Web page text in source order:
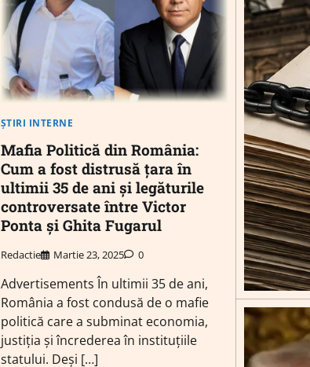
ȘTIRI INTERNE
Mafia Politică din România:
Cum a fost distrusă țara în
ultimii 35 de ani și legăturile
controversate între Victor
Ponta și Ghita Fugarul
Redactie Martie 23, 2025 0
Advertisements În ultimii 35 de ani,
România a fost condusă de o mafie
politică care a subminat economia,
justiția și încrederea în instituțiile
statului. Deși […]